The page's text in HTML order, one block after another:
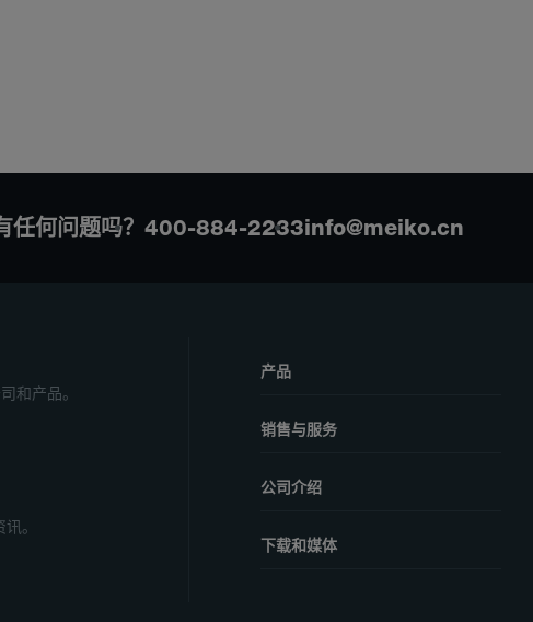
任何问题吗？ 400-884-2233info@meiko.cn
和产品。
。
产品
销售与服务
公司介绍
下载和媒体